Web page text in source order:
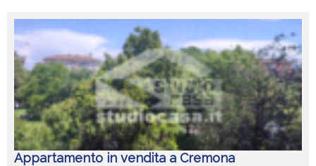
Appartamento in vendita a Cremona